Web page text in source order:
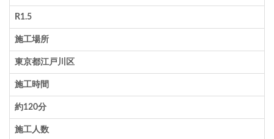
R1.5
施工場所
東京都江戸川区
施工時間
約120分
施工人数